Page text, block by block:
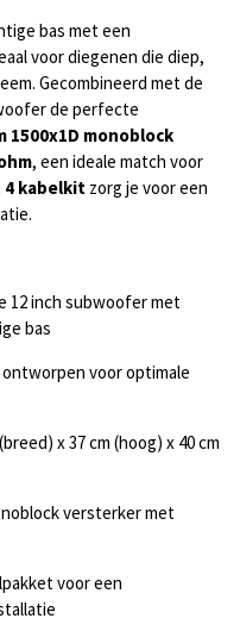
bas met een
voor diegenen die diep,
Gecombineerd met de
de perfecte
1500x1D monoblock
, een ideale match voor
4 kabelkit zorg je voor een
12 inch subwoofer met
bas
voor optimale
x 37 cm (hoog) x 40 cm
versterker met
voor een